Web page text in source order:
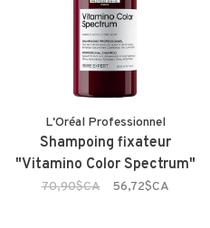
L'Oréal Professionnel
Shampoing fixateur
"Vitamino Color Spectrum"
70,90$CA 56,72$CA